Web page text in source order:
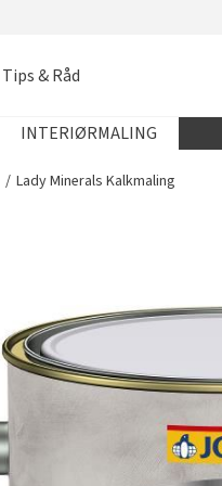
Tips & Råd
INTERIØRMALING
Lady Minerals Kalkmaling